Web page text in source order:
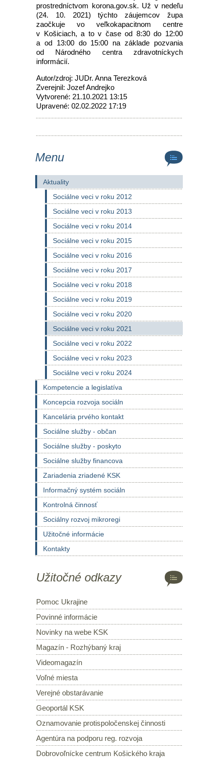
prostredníctvom korona.gov.sk. Už v nedeľu
(24. 10. 2021) týchto záujemcov župa
zaočkuje vo veľkokapacitnom centre
v Košiciach, a to v čase od 8:30 do 12:00
a od 13:00 do 15:00 na základe pozvania
od Národného centra zdravotníckych
informácií.
Autor/zdroj: JUDr. Anna Terezková
Zverejnil: Jozef Andrejko
Vytvorené: 21.10.2021 13:15
Upravené: 02.02.2022 17:19
Menu
Aktuality
Sociálne veci v roku 2012
Sociálne veci v roku 2013
Sociálne veci v roku 2014
Sociálne veci v roku 2015
Sociálne veci v roku 2016
Sociálne veci v roku 2017
Sociálne veci v roku 2018
Sociálne veci v roku 2019
Sociálne veci v roku 2020
Sociálne veci v roku 2021
Sociálne veci v roku 2022
Sociálne veci v roku 2023
Sociálne veci v roku 2024
Kompetencie a legislatíva
Koncepcia rozvoja sociáln
Kancelária prvého kontakt
Sociálne služby - občan
Sociálne služby - poskyto
Sociálne služby financova
Zariadenia zriadené KSK
Informačný systém sociáln
Kontrolná činnosť
Sociálny rozvoj mikroregi
Užitočné informácie
Kontakty
Užitočné odkazy
Pomoc Ukrajine
Povinné informácie
Novinky na webe KSK
Magazín - Rozhýbaný kraj
Videomagazín
Voľné miesta
Verejné obstarávanie
Geoportál KSK
Oznamovanie protispoločenskej činnosti
Agentúra na podporu reg. rozvoja
Dobrovoľnícke centrum Košického kraja